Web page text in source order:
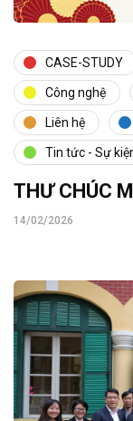
CASE-STUDY
Công nghệ
Liên hệ
Tin tức - Sự
THƯ CHÚC
14/02/2026